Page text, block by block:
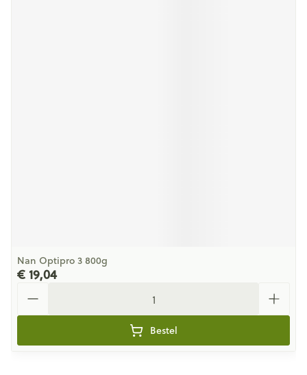
Nan Optipro 3 800g
€ 19,04
Bestel